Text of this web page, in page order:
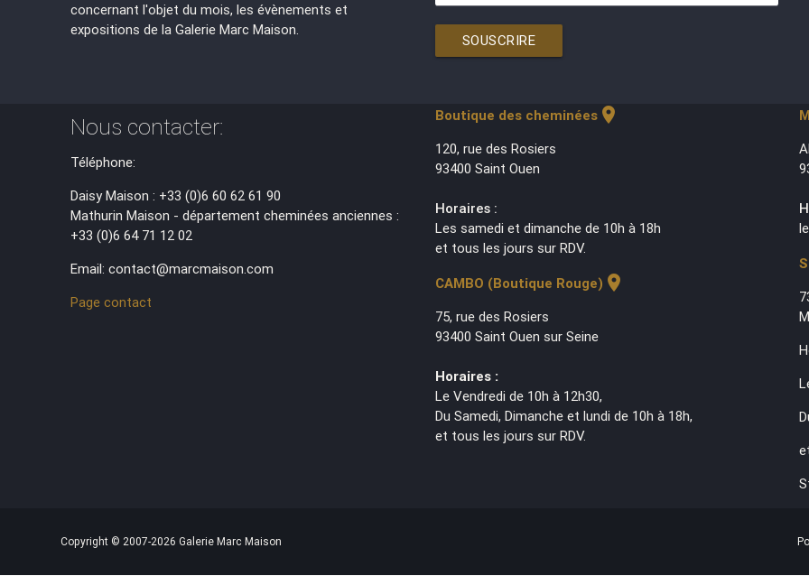
concernant l'objet du mois, les évènements et
expositions de la Galerie Marc Maison.
SOUSCRIRE
Nous contacter:
Téléphone:
Daisy Maison : +33 (0)6 60 62 61 90
Mathurin Maison - département cheminées anciennes :
+33 (0)6 64 71 12 02
Email: contact@marcmaison.com
Page contact
Boutique des cheminéeslocation_on
120, rue des Rosiers
93400 Saint Ouen
Horaires :
Les samedi et dimanche de 10h à 18h
et tous les jours sur RDV.
CAMBO (Boutique Rouge) location_on
75, rue des Rosiers
93400 Saint Ouen sur Seine
Horaires :
Le Vendredi de 10h à 12h30,
Du Samedi, Dimanche et lundi de 10h à 18h,
et tous les jours sur RDV.
Copyright © 2007-2026 Galerie Marc Maison